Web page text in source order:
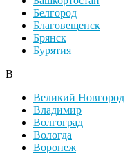
Белгород
Благовещенск
Брянск
Бурятия
В
Великий Новгород
Владимир
Волгоград
Вологда
Воронеж